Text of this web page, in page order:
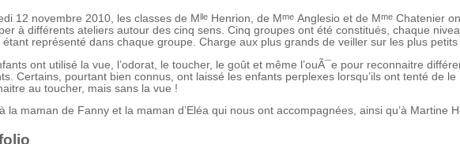
12 novembre 2010, les classes de M lle Henrion, de Mme Anglesio et de Mme Chatenier
à différents ateliers autour des cinq sens. Cinq groupes ont été constitués, chaque
étant représenté dans chaque groupe. Charge aux plus grands de veiller sur les plus petits
ont utilisé la vue, l’odorat, le toucher, le goût et même l’ouÃ¯e pour reconnaitre
Certains, pourtant bien connus, ont laissé les enfants perplexes lorsqu’ils ont tenté de le
au toucher, mais sans la vue !
la maman de Fanny et la maman d’Eléa qui nous ont accompagnées, ainsi qu’à Martine